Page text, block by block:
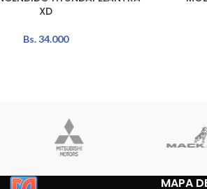
XD
Bs.34.000
MAPA